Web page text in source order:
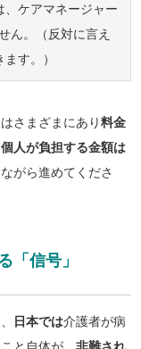
、ケアマネージャー
ん。（反対に言え
す。）
さまざまにあり料金
個人が負担する金額は
がら進めてくださ
「信号」
日本では介護者が病